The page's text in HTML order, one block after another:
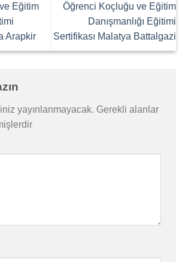
Eğitim
Arapkir
Öğrenci Koçluğu ve Eğitim
Danışmanlığı Eğitimi
Sertifikası Malatya Battalgazi
yayınlanmayacak. Gerekli alanlar